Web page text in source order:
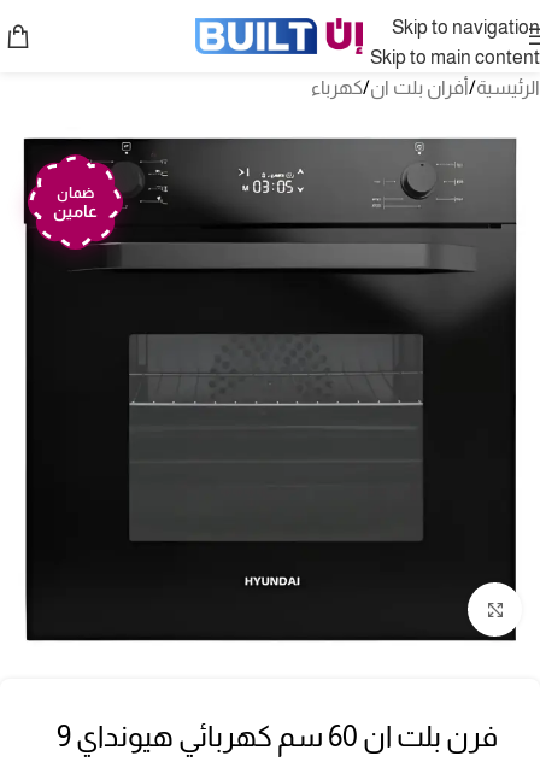
Skip to navigation
Skip to main content
الرئيسية/أفران بلت ان/كهرباء
ضمان
عامين
Click to enlarge
فرن بلت ان 60 سم كهربائي هيونداي 9